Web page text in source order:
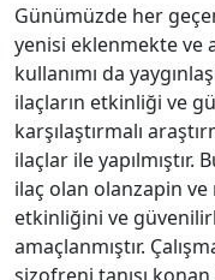
Günümüzde her
yenisi eklenmekte ve
kullanımı da
ilaçların etkinliği ve
karşılaştırmalı
ilaçlar ile
ilaç olan olanzapin
etkinliğini ve
amaçlanmıştır.